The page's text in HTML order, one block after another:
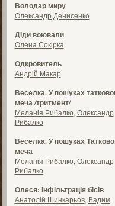
Володар миру
Олександр Денисенко
Діди воювали
Олена Сокірка
Одкровитель
Андрій Макар
Веселка. У пошуках
меча /тритмент/
Меланія Рибалко Олександр
Рибалко
Веселка. У пошуках
меча
Меланія Рибалко Олександр
Рибалко
Олеся: інфільтрація бісів
Анатолій Шинкарьов, Вадим